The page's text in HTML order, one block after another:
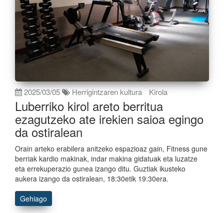
2025/03/05 Herrigintzaren kultura Kirola
Luberriko kirol areto berritua
ezagutzeko ate irekien saioa egingo
da ostiralean
Orain arteko erabilera anitzeko espazioaz gain, Fitness gune
berriak kardio makinak, indar makina gidatuak eta luzatze
eta errekuperazio gunea izango ditu. Guztiak ikusteko
aukera izango da ostiralean, 18:30etik 19:30era.
Gehiago